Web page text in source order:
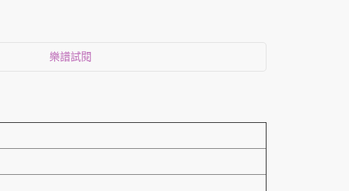
樂譜試閱